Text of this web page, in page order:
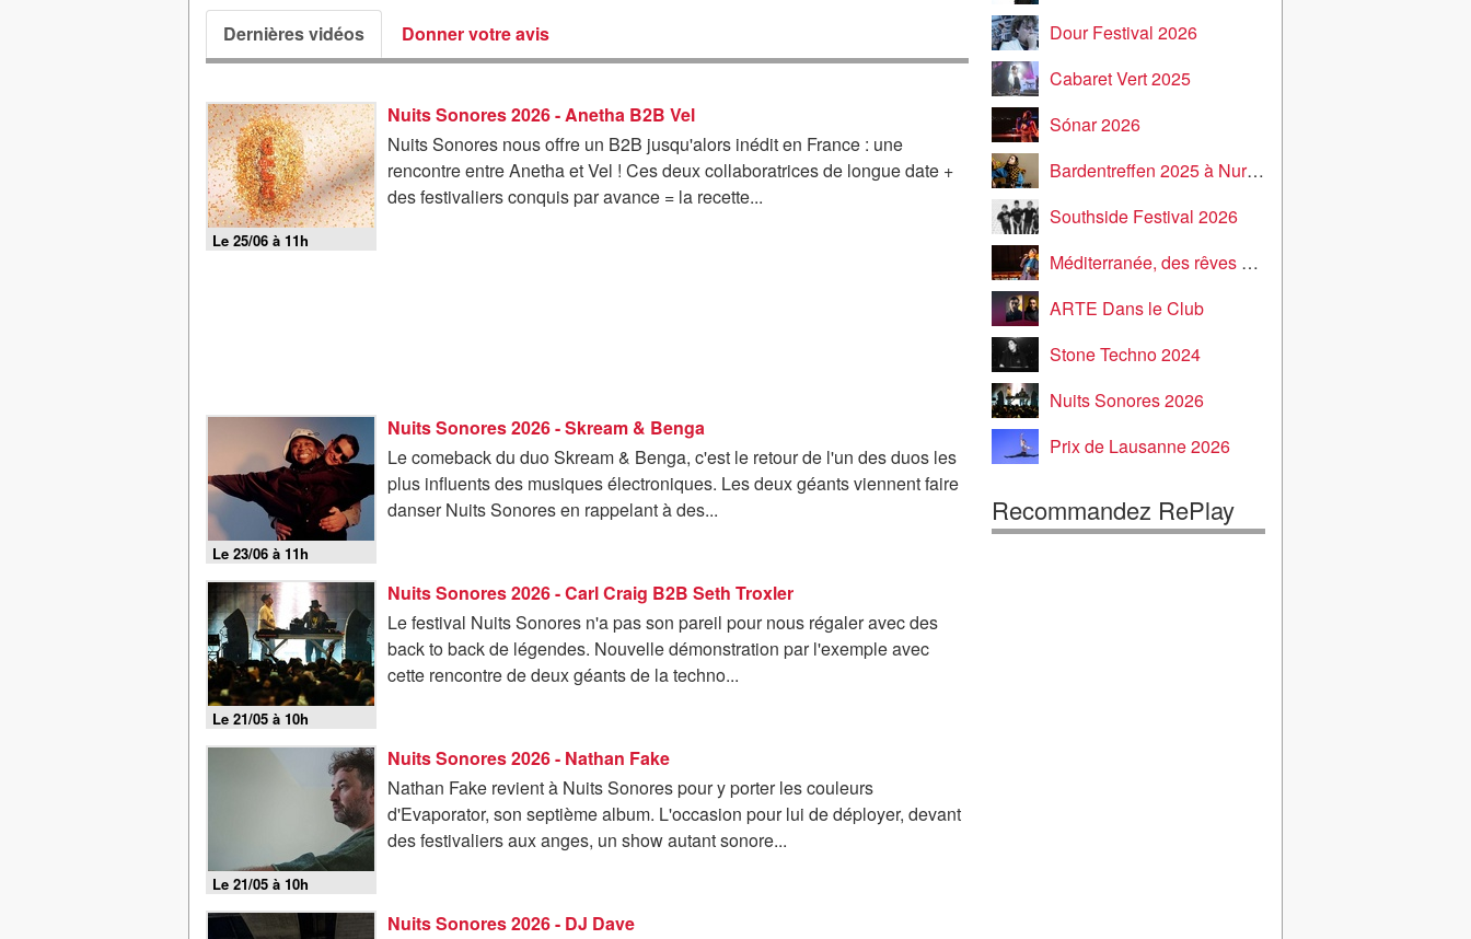
Dernières vidéos Donner votre avis
Le 25/06 à 11h
Nuits Sonores 2026 - Anetha B2B Vel
Nuits Sonores nous offre un B2B jusqu'alors inédit en France : une
rencontre entre Anetha et Vel ! Ces deux collaboratrices de longue date +
des festivaliers conquis par avance = la recette...
Le 23/06 à 11h
Nuits Sonores 2026 - Skream & Benga
Le comeback du duo Skream & Benga, c'est le retour de l'un des duos les
plus influents des musiques électroniques. Les deux géants viennent faire
danser Nuits Sonores en rappelant à des...
Le 21/05 à 10h
Nuits Sonores 2026 - Carl Craig B2B Seth Troxler
Le festival Nuits Sonores n'a pas son pareil pour nous régaler avec des
back to back de légendes. Nouvelle démonstration par l'exemple avec
cette rencontre de deux géants de la techno...
Le 21/05 à 10h
Nuits Sonores 2026 - Nathan Fake
Nathan Fake revient à Nuits Sonores pour y porter les couleurs
d'Evaporator, son septième album. L'occasion pour lui de déployer, devant
des festivaliers aux anges, un show autant sonore...
Nuits Sonores 2026 - DJ Dave
Dour Festival 2026
Cabaret Vert 2025
Sónar 2026
Bardentreffen 2025 à Nuremberg
Southside Festival 2026
Méditerranée, des rêves et des rives
ARTE Dans le Club
Stone Techno 2024
Nuits Sonores 2026
Prix de Lausanne 2026
Recommandez RePlay